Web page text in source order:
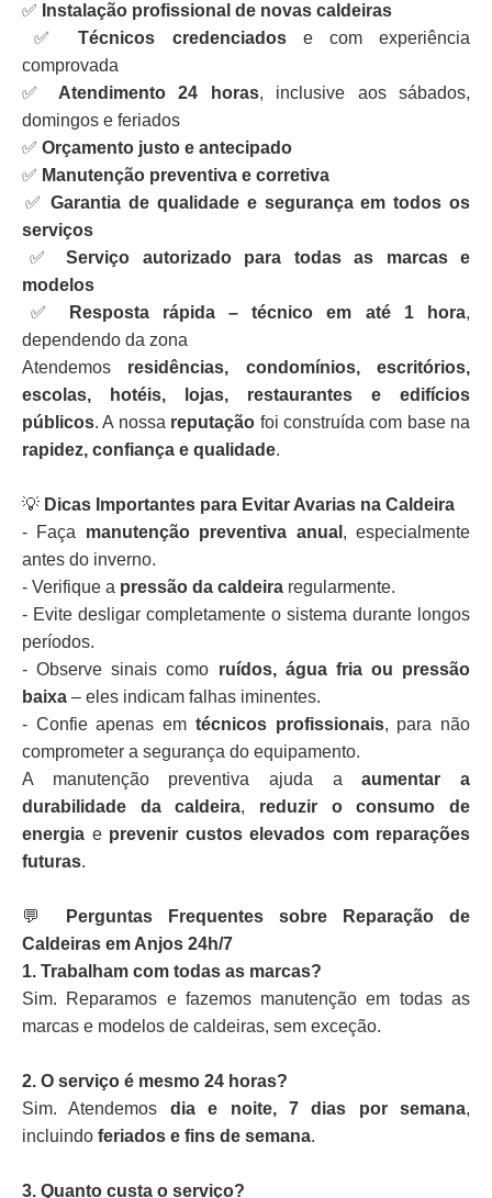
✅ Instalação profissional de novas caldeiras
✅Técnicos credenciadose com experiência
comprovada
✅ Atendimento 24 horas, inclusive aos sábados,
domingos e feriados
✅ Orçamento justo e antecipado
✅ Manutenção preventiva e corretiva
✅Garantia de qualidade e segurança em todos os
serviços
✅Serviço autorizado para todas as marcas e
modelos
✅
Resposta rápida – técnico em até 1 hora,
dependendo da zona
Atendemos residências, condomínios, escritórios,
escolas, hotéis, lojas, restaurantes e edifícios
públicos. A nossa reputação foi construída com base na
rapidez, confiança e qualidade.
💡 Dicas Importantes para Evitar Avarias na Caldeira
- Faça manutenção preventiva anual , especialmente
antes do inverno.
- Verifique a pressão da caldeira regularmente.
- Evite desligar completamente o sistema durante longos
períodos.
- Observe sinais como ruídos, água fria ou pressão
baixa – eles indicam falhas iminentes.
- Confie apenas em técnicos profissionais, para não
comprometer a segurança do equipamento.
A manutenção preventiva ajuda aaumentar a
durabilidade da caldeira, reduzir o consumo de
energia e prevenir custos elevados com reparações
futuras.
💬
Perguntas Frequentes sobre Reparação de
Caldeiras em Anjos 24h/7
1. Trabalham com todas as marcas?
Sim. Reparamos e fazemos manutenção em todas as
marcas e modelos de caldeiras, sem exceção.
2. O serviço é mesmo 24 horas?
Sim. Atendemos dia e noite, 7 dias por semana,
incluindo feriados e fins de semana.
3. Quanto custa o serviço?